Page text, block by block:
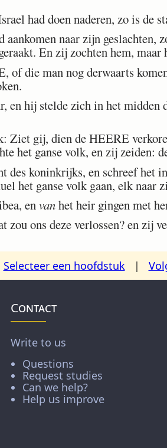
had doen naderen, zo is de
naar zijn geslachten,
En zij zochten hem, maar
of die man nog derwaarts
en hij stelde zich in het midden
Ziet gij, dien de HEERE
het ganse volk, en zij zeiden:
des koninkrijks, en schreef het
het ganse volk gaan, elk naar
envanhet heir gingen met
ons deze verlossen? en zij
Selecteer een hoofdstuk |
Contact
Write to us
Questions
Request studies
Can we help?
Help us improve